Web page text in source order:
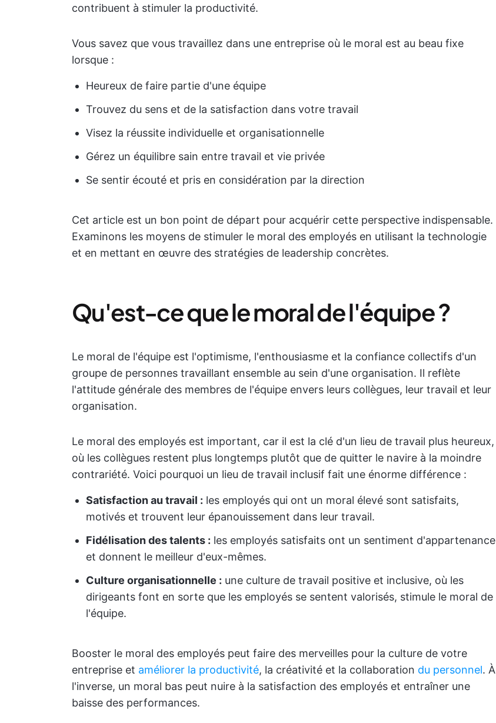
contribuent à stimuler la productivité.
Vous savez que vous travaillez dans une entreprise où le moral est au beau fixe
lorsque :
Heureux de faire partie d'une équipe
Trouvez du sens et de la satisfaction dans votre travail
Visez la réussite individuelle et organisationnelle
Gérez un équilibre sain entre travail et vie privée
Se sentir écouté et pris en considération par la direction
Cet article est un bon point de départ pour acquérir cette perspective indispensable.
Examinons les moyens de stimuler le moral des employés en utilisant la technologie
et en mettant en œuvre des stratégies de leadership concrètes.
Qu'est-ce que le moral de l'équipe ?
Le moral de l'équipe est l'optimisme, l'enthousiasme et la confiance collectifs d'un
groupe de personnes travaillant ensemble au sein d'une organisation. Il reflète
l'attitude générale des membres de l'équipe envers leurs collègues, leur travail et leur
organisation.
Le moral des employés est important, car il est la clé d'un lieu de travail plus heureux,
où les collègues restent plus longtemps plutôt que de quitter le navire à la moindre
contrariété. Voici pourquoi un lieu de travail inclusif fait une énorme différence :
Satisfaction au travail : les employés qui ont un moral élevé sont satisfaits,
motivés et trouvent leur épanouissement dans leur travail.
Fidélisation des talents : les employés satisfaits ont un sentiment d'appartenance
et donnent le meilleur d'eux-mêmes.
Culture organisationnelle : une culture de travail positive et inclusive, où les
dirigeants font en sorte que les employés se sentent valorisés, stimule le moral de
l'équipe.
Booster le moral des employés peut faire des merveilles pour la culture de votre
entreprise et améliorer la productivité, la créativité et la collaboration du personnel. À
l'inverse, un moral bas peut nuire à la satisfaction des employés et entraîner une
baisse des performances.